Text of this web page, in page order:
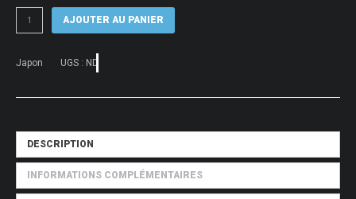
du
Maneki-
neko
AJOUTER AU PANIER
Japon UGS : ND
DESCRIPTION
INFORMATIONS COMPLÉMENTAIRES